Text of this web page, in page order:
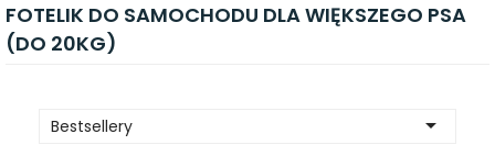
FOTELIK DO SAMOCHODU DLA WIĘKSZEGO PSA
(DO 20KG)
Bestsellery 